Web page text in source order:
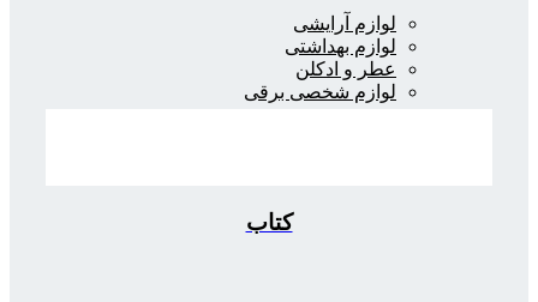
لوازم آرایشی
لوازم بهداشتی
عطر و ادکلن
لوازم شخصی برقی
کتاب